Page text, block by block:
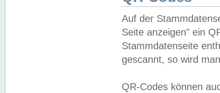
Auf der
Seite anzeigen" ein
Stammdatenseite
gescannt, so wird
QR-Codes können